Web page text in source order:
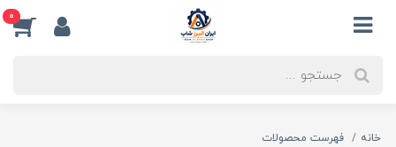
0
خانه
فهرست محصولات